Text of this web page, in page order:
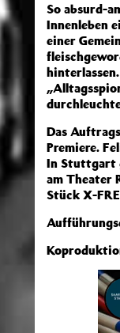
So absurd-
Innenleben
einer
Das
Premiere.
In Stuttgart
am Theater
Stück X-